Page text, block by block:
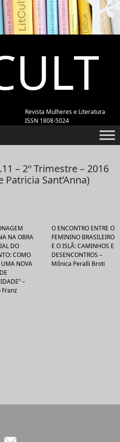
Next
Revista Mulheres e Literatura
ISSN 1808-5024
– 2º Trimestre – 2016
Sant’Anna)
NA OBRA
DO
COMO
UMA NOVA
–
Franz
O ENCONTRO ENTRE O
FEMININO BRASILEIRO
E O ISLÃ: CAMINHOS E
DESENCONTROS –
Mônica Peralli Broti